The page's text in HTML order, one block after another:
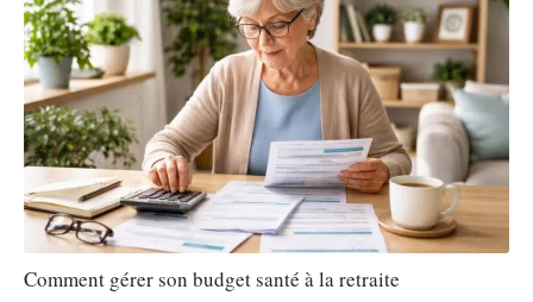
Comment gérer son budget santé à la retraite